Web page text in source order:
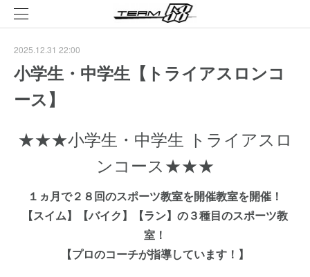
2025.12.31 22:00
小学生・中学生【トライアスロンコ
ース】
★★★小学生・中学生 トライアスロ
ンコース★★★
１ヵ月で２８回のスポーツ教室を開催教室を開催！
【スイム】【バイク】【ラン】の３種目のスポーツ教
室！
【プロのコーチが指導しています！】